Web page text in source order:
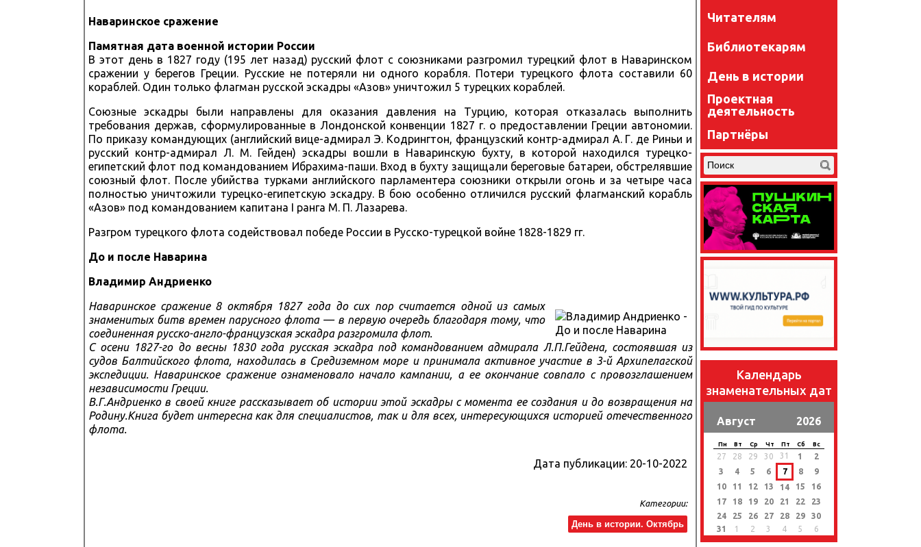
Наваринское сражение
Памятная дата военной истории России
В этот день в 1827 году (195 лет назад) русский флот с союзниками разгромил турецкий флот в Наваринском
сражении у берегов Греции. Русские не потеряли ни одного корабля. Потери турецкого флота составили 60
кораблей. Один только флагман русской эскадры «Азов» уничтожил 5 турецких кораблей.
Союзные эскадры были направлены для оказания давления на Турцию, которая отказалась выполнить
требования держав, сформулированные в Лондонской конвенции 1827 г. о предоставлении Греции автономии.
По приказу командующих (английский вице-адмирал Э. Кодрингтон, французский контр-адмирал А. Г. де Риньи и
русский контр-адмирал Л. М. Гейден) эскадры вошли в Наваринскую бухту, в которой находился турецко-
египетский флот под командованием Ибрахима-паши. Вход в бухту защищали береговые батареи, обстрелявшие
союзный флот. После убийства турками английского парламентера союзники открыли огонь и за четыре часа
полностью уничтожили турецко-египетскую эскадру. В бою особенно отличился русский флагманский корабль
«Азов» под командованием капитана I ранга М. П. Лазарева.
Разгром турецкого флота содействовал победе России в Русско-турецкой войне 1828-1829 гг.
До и после Наварина
Владимир Андриенко
Наваринское сражение 8 октября 1827 года до сих пор считается одной из самых
знаменитых битв времен парусного флота — в первую очередь благодаря тому, что
соединенная русско-англо-французская эскадра разгромила флот.
С осени 1827-го до весны 1830 года русская эскадра под командованием адмирала Л.П.Гейдена, состоявшая из
судов Балтийского флота, находилась в Средиземном море и принимала активное участие в 3-й Архипелагской
экспедиции. Наваринское сражение ознаменовало начало кампании, а ее окончание совпало с провозглашением
независимости Греции.
В.Г.Андриенко в своей книге рассказывает об истории этой эскадры с момента ее создания и до возвращения на
Родину.Книга будет интересна как для специалистов, так и для всех, интересующихся историей отечественного
флота.
Дата публикации: 20-10-2022
Категории:
День в истории. Октябрь
Читателям
Библиотекарям
День в истории
Проектная
деятельность
Партнёры
Календарь
знаменательных дат
Август 2026
Пн Вт Ср Чт Пт Сб Вс
27 28 29 30 31 1
2
3
4 5 6 7 8
9
10
11 12 13 14 15
16
17
18 19 20 21 22
23
24
25 26 27 28 29
30
31
1 2 3 4 5 6